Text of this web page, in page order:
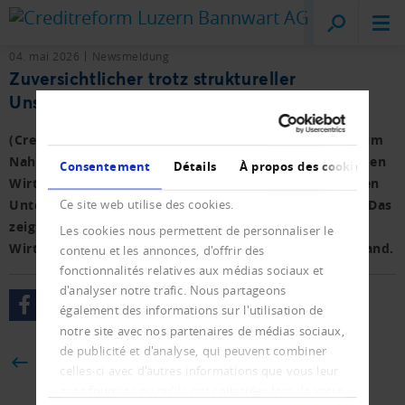
Consentement Détails À propos des cookies
Ce site web utilise des cookies.
Les cookies nous permettent de personnaliser le
contenu et les annonces, d'offrir des
fonctionnalités relatives aux médias sociaux et
d'analyser notre trafic. Nous partageons
également des informations sur l'utilisation de
notre site avec nos partenaires de médias sociaux,
de publicité et d'analyse, qui peuvent combiner
celles-ci avec d'autres informations que vous leur
Creditreform
Lucerne
04. mai 2026 Newsmeldung
Zuversichtlicher trotz struktureller
Unsicherheit
(Creditreform Deutschland) Der militärische Konflikt im
Nahen Osten bremst die leichte Erholung der deutschen
Wirtschaft deutlich. Die aktuelle Stimmungslage in den
Unternehmen ist aber positiver als in den Vorjahren. Das
zeigt die Frühjahrsstudie der Creditreform
Wirtschaftsforschung zur Wirtschaftslage im Mittelstand.
BACK